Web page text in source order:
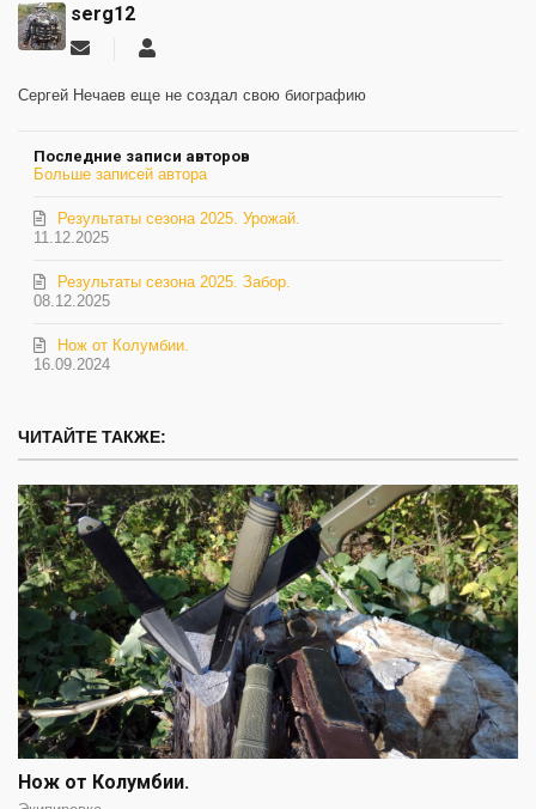
serg12
Подписаться
обновление
Сергей Нечаев еще не создал свою биографию
Последние записи авторов
Больше записей автора
11.12.2025
Результаты сезона 2025. Урожай.
08.12.2025
Результаты сезона 2025. Забор.
16.09.2024
Нож от Колумбии.
ЧИТАЙТЕ ТАКЖЕ:
Нож от Колумбии.